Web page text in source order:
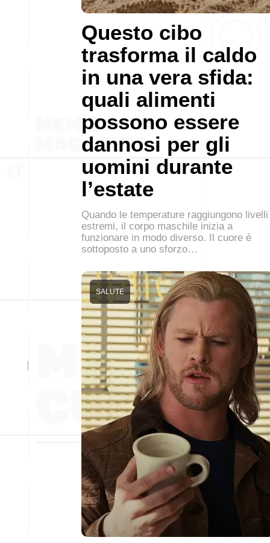
Questo cibo
trasforma il caldo
in una vera sfida:
quali alimenti
possono essere
dannosi per gli
uomini durante
l’estate
Quando le temperature raggiungono livelli
estremi, il corpo maschile inizia a
funzionare in modo diverso. Il cuore è
sottoposto a uno sforzo…
SALUTE